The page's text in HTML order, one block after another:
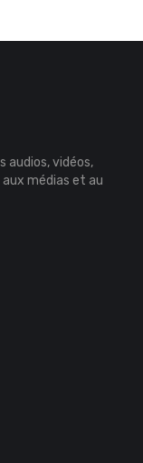
audios, vidéos,
médias et au